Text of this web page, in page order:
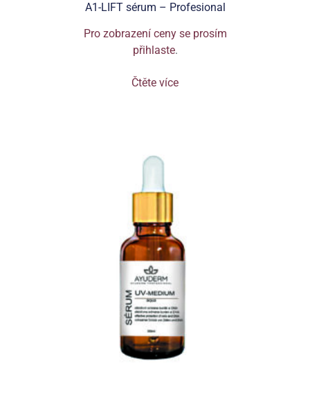
A1-LIFT sérum – Profesional
Pro zobrazení ceny se prosím
přihlaste.
Čtěte více